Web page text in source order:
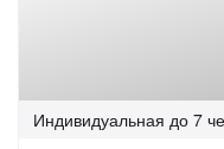
Индивидуальная до 7